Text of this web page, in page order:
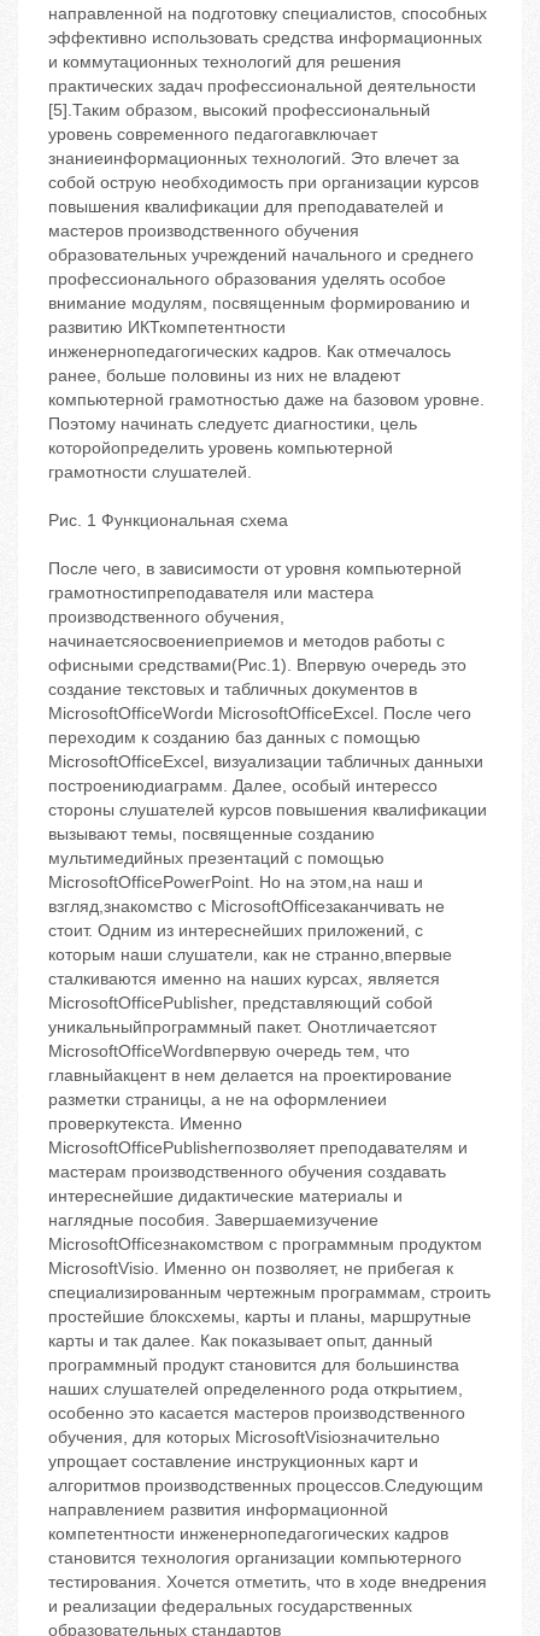
направленной на подготовку специалистов, способных
эффективно использовать средства информационных
и коммутационных технологий для решения
практических задач профессиональной деятельности
[5].Таким образом, высокий профессиональный
уровень современного педагогавключает
знаниеинформационных технологий. Это влечет за
собой острую необходимость при организации курсов
повышения квалификации для преподавателей и
мастеров производственного обучения
образовательных учреждений начального и среднего
профессионального образования уделять особое
внимание модулям, посвященным формированию и
развитию ИКТкомпетентности
инженернопедагогических кадров. Как отмечалось
ранее, больше половины из них не владеют
компьютерной грамотностью даже на базовом уровне.
Поэтому начинать следуетс диагностики, цель
которойопределить уровень компьютерной
грамотности слушателей.
Рис. 1 Функциональная схема
После чего, в зависимости от уровня компьютерной
грамотностипреподавателя или мастера
производственного обучения,
начинаетсяосвоениеприемов и методов работы с
офисными средствами(Рис.1). Впервую очередь это
создание текстовых и табличных документов в
MicrosoftOfficeWordи MicrosoftOfficeExcel. После чего
переходим к созданию баз данных с помощью
MicrosoftOfficeExcel, визуализации табличных данныхи
построениюдиаграмм. Далее, особый интерессо
стороны слушателей курсов повышения квалификации
вызывают темы, посвященные созданию
мультимедийных презентаций с помощью
MicrosoftOfficePowerPoint. Но на этом,на наш и
взгляд,знакомство с MicrosoftOfficeзаканчивать не
стоит. Одним из интереснейших приложений, с
которым наши слушатели, как не странно,впервые
сталкиваются именно на наших курсах, является
MicrosoftOfficePublisher, представляющий собой
уникальныйпрограммный пакет. Онотличаетсяот
MicrosoftOfficeWordвпервую очередь тем, что
главныйакцент в нем делается на проектирование
разметки страницы, а не на оформлениеи
проверкутекста. Именно
MicrosoftOfficePublisherпозволяет преподавателям и
мастерам производственного обучения создавать
интереснейшие дидактические материалы и
наглядные пособия. Завершаемизучение
MicrosoftOfficeзнакомством с программным продуктом
MicrosoftVisio. Именно он позволяет, не прибегая к
специализированным чертежным программам, строить
простейшие блоксхемы, карты и планы, маршрутные
карты и так далее. Как показывает опыт, данный
программный продукт становится для большинства
наших слушателей определенного рода открытием,
особенно это касается мастеров производственного
обучения, для которых MicrosoftVisioзначительно
упрощает составление инструкционных карт и
алгоритмов производственных процессов.Следующим
направлением развития информационной
компетентности инженернопедагогических кадров
становится технология организации компьютерного
тестирования. Хочется отметить, что в ходе внедрения
и реализации федеральных государственных
образовательных стандартов